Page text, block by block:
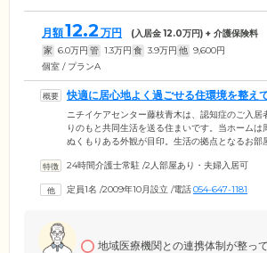
月額12.2 万円 (入居金12.0万円) + 介護保険料
家 6.0万円 管 1.3万円 食 3.9万円 他 9,600円
個室 / プランA
快適に居心地よく過ごせる住環境を整え
ニチイケアセンター藤枝青木は、認知症のご入居
りのもと共同生活を送る住まいです。当ホームは
ぬくもりある外観が目印。生活の拠点となるお部
込みも可能なため、自分好みの空間づくりをお楽
広々とゆとりのある空間のため、趣味やご入居者
24時間介護士常駐 /2人部屋あり・夫婦入居可
定員1名 /2009年10月設立 /電話054-647-1181
地域医療機関との連携体制が整っ